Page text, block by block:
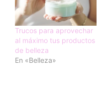
Trucos para aprovechar
al máximo tus productos
de belleza
En «Belleza»